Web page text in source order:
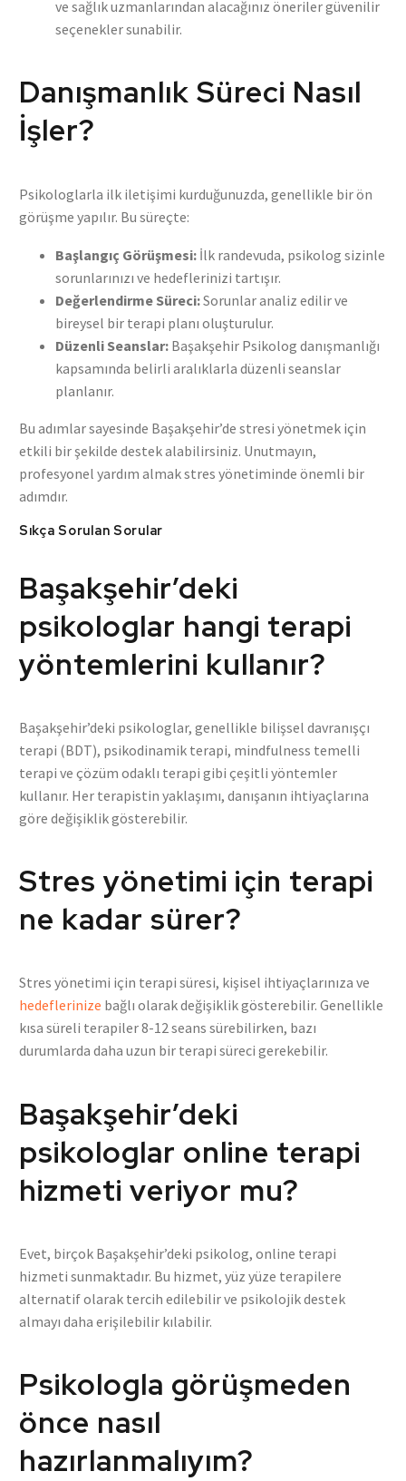
ve sağlık uzmanlarından alacağınız öneriler güvenilir
seçenekler sunabilir.
Danışmanlık Süreci Nasıl
İşler?
Psikologlarla ilk iletişimi kurduğunuzda, genellikle bir ön
görüşme yapılır. Bu süreçte:
Başlangıç Görüşmesi: İlk randevuda, psikolog sizinle
sorunlarınızı ve hedeflerinizi tartışır.
Değerlendirme Süreci:Sorunlar analiz edilir ve
bireysel bir terapi planı oluşturulur.
Düzenli Seanslar: Başakşehir Psikolog danışmanlığı
kapsamında belirli aralıklarla düzenli seanslar
planlanır.
Bu adımlar sayesinde Başakşehir’de stresi yönetmek için
etkili bir şekilde destek alabilirsiniz. Unutmayın,
profesyonel yardım almak stres yönetiminde önemli bir
adımdır.
Sıkça Sorulan Sorular
Başakşehir’deki
psikologlar hangi terapi
yöntemlerini kullanır?
Başakşehir’deki psikologlar, genellikle bilişsel davranışçı
terapi (BDT), psikodinamik terapi, mindfulness temelli
terapi ve çözüm odaklı terapi gibi çeşitli yöntemler
kullanır. Her terapistin yaklaşımı, danışanın ihtiyaçlarına
göre değişiklik gösterebilir.
Stres yönetimi için terapi
ne kadar sürer?
Stres yönetimi için terapi süresi, kişisel ihtiyaçlarınıza ve
hedeflerinize bağlı olarak değişiklik gösterebilir. Genellikle
kısa süreli terapiler 8-12 seans sürebilirken, bazı
durumlarda daha uzun bir terapi süreci gerekebilir.
Başakşehir’deki
psikologlar online terapi
hizmeti veriyor mu?
Evet, birçok Başakşehir’deki psikolog, online terapi
hizmeti sunmaktadır. Bu hizmet, yüz yüze terapilere
alternatif olarak tercih edilebilir ve psikolojik destek
almayı daha erişilebilir kılabilir.
Psikologla görüşmeden
önce nasıl
hazırlanmalıyım?